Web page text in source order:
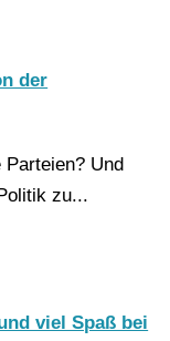
der
Und
zu...
viel Spaß bei